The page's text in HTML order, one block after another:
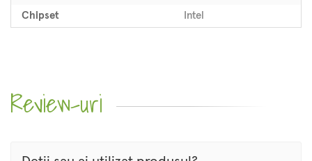
Chipset Intel
Review-uri